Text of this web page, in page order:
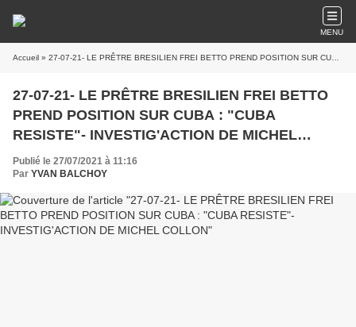
MENU
Accueil » 27-07-21- LE PRÊTRE BRESILIEN FREI BETTO PREND POSITION SUR CUBA : "CUBA RESISTE"- INVESTIG'ACTION DE MICHEL COLLON
27-07-21- LE PRÊTRE BRESILIEN FREI BETTO
PREND POSITION SUR CUBA : "CUBA
RESISTE"- INVESTIG'ACTION DE MICHEL
COLLON
Publié le 27/07/2021 à 11:16
Par YVAN BALCHOY